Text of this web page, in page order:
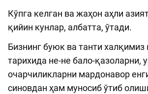
Кўпга келган ва жаҳон аҳли
қийин кунлар, албатта, ўтади.
Бизнинг буюк ва танти халқимиз
тарихида не-не бало-қазоларни,
очарчиликларни мардонавор
синовдан ҳам муносиб ўтиб